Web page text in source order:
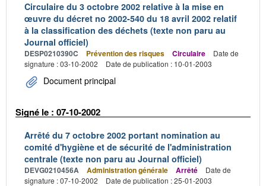
Circulaire du 3 octobre 2002 relative à la mise en
œuvre du décret no 2002-540 du 18 avril 2002 relatif
à la classification des déchets (texte non paru au
Journal officiel)
DESP0210390C Prévention des risques Circulaire
Date de
signature : 03-10-2002
Date de publication : 10-01-2003
Document principal
Signé le : 07-10-2002
Arrêté du 7 octobre 2002 portant nomination au
comité d'hygiène et de sécurité de l'administration
centrale (texte non paru au Journal officiel)
DEVG0210456A Administration générale Arrêté
Date de
signature : 07-10-2002
Date de publication : 25-01-2003